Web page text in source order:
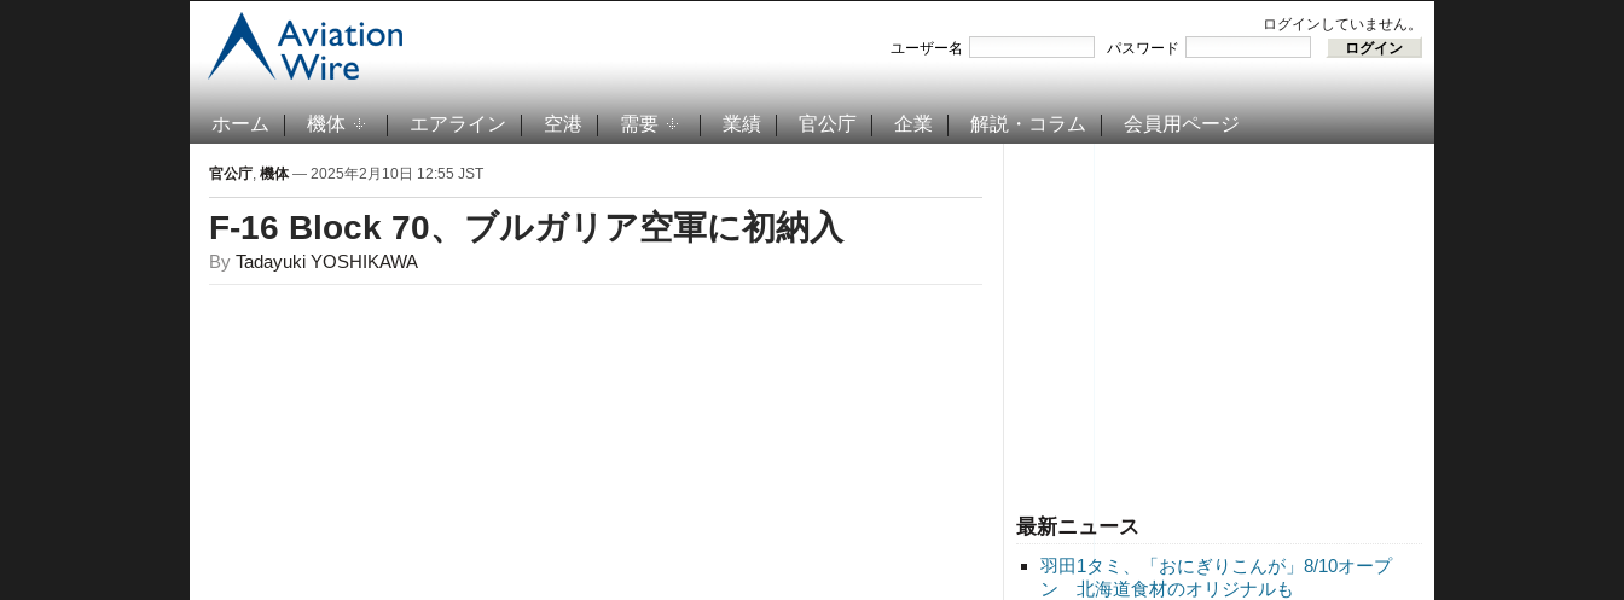
ログインしていません。
ユーザー名
パスワード
ホーム 機体 エアライン 空港 需要 業績 官公庁 企業 解説・コラム 会員用ページ
最新ニュース
羽田1タミ、「おにぎりこんが」8/10オープ
ン 北海道食材のオリジナルも
官公庁, 機体— 2025年2月10日 12:55 JST
F-16 Block 70、ブルガリア空軍に初納入
By Tadayuki YOSHIKAWA